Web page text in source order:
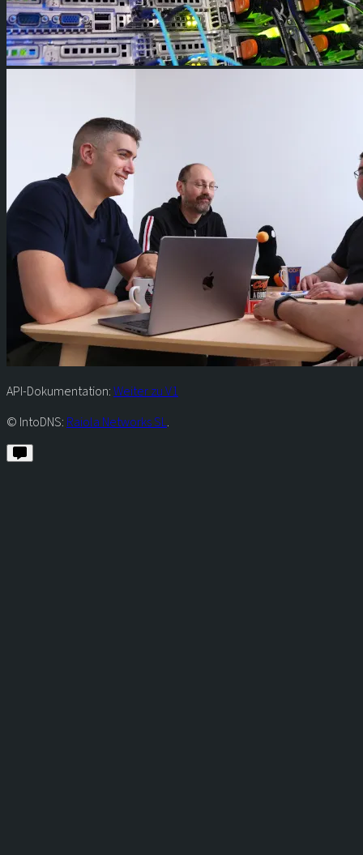
API-Dokumentation:Weiter zu V1
© IntoDNS: Raiola Networks SL.